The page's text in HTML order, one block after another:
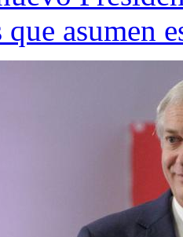
que asumen